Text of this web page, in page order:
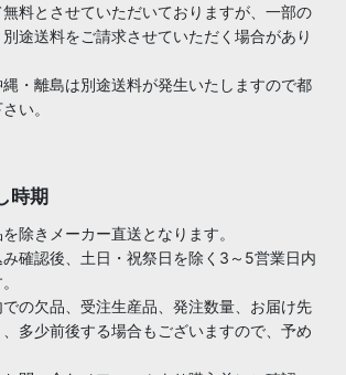
料とさせていただいておりますが、一部の
途送料をご請求させていただく場合があり
・離島は別途送料が発生いたしますので都
い。
時期
除きメーカー直送となります。
確認後、土日・祝祭日を除く3～5営業日内
の欠品、受注生産品、発注数量、お届け先
多少前後する場合もございますので、予め